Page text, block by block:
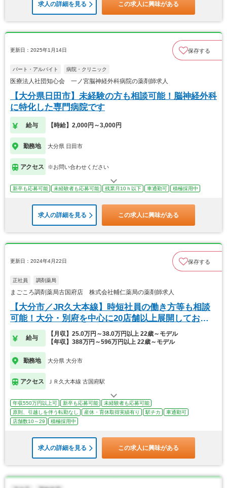
求人の詳細を見る この求人に興味がある
更新日：2025年1月14日 保存する
パート・アルバイト 病院・クリニック
医療法人社団知心会 一ノ宮脳神経外科病院の薬剤師求人
【大分県日田市】未経験の方も相談可能！脳神経外科
に特化した専門病院です
給与 【時給】2,000円～3,000円
勤務地 大分県 日田市
アクセス ※お問い合わせください
新卒も応募可能 未経験者も応募可能 残業月10ｈ以下 車通勤可 積極採用中
求人の詳細を見る この求人に興味がある
更新日：2024年4月22日 保存する
正社員 調剤薬局
まごころ調剤薬局古国府店 株式会社輔仁薬局の薬剤師求人
【大分市／JR久大本線】時短社員の働き方等も相談
可能！大分・別府を中心に20店舗以上展開しており
ます
給与
【月収】25.0万円～38.0万円以上 22歳～モデル
【年収】388万円～596万円以上 22歳～モデル
勤務地 大分県 大分市
アクセス ＪＲ久大本線 古国府駅
年収550万円以上可 新卒も応募可能
未経験者も応募可能
原則、引越しを伴う転勤なし
産休・育休取得実績有り 駅チカ
車通勤可
店舗数10～29
積極採用中
求人の詳細を見る この求人に興味がある